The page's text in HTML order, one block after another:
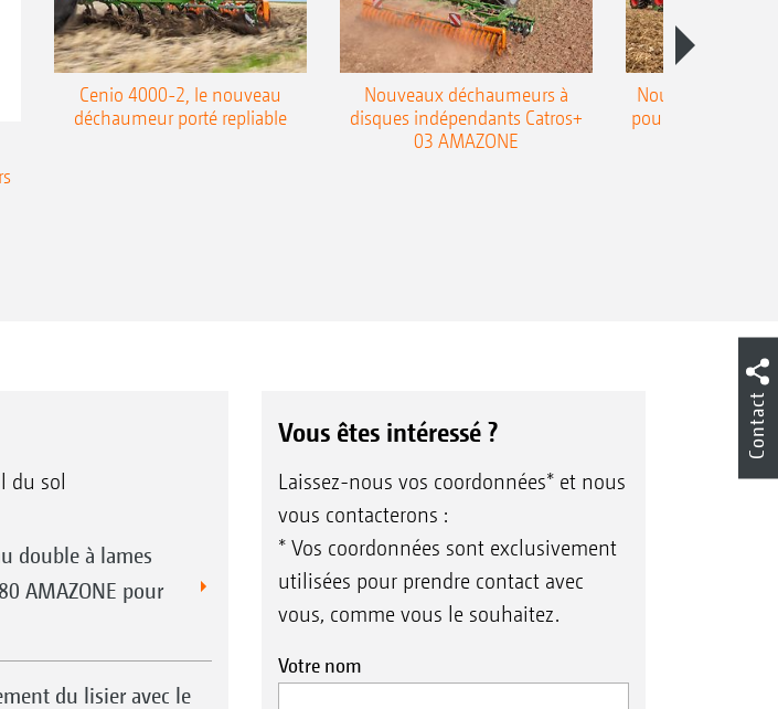
bien lisible
Cenio 4000-2, le nouveau
déchaumeur porté repliable
Nouveaux déchaumeurs à
disques indépendants Catros+
03 AMAZONE
Nouvelle double
pour le
du sol
double à lames
AMAZONE pour
du lisier avec le
Vous êtes intéressé ?
Laissez-nous vos coordonnées* et nous
vous contacterons :
* Vos coordonnées sont exclusivement
utilisées pour prendre contact avec
vous, comme vous le souhaitez.
Votre nom
Contact